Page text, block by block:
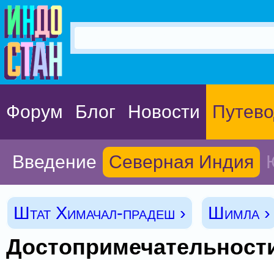
Форум Блог Новости
Введение Северная Индия
Штат Химачал-прадеш › Шимла ›